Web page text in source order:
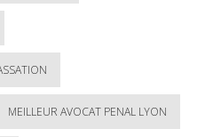
MEILLEUR AVOCAT PENAL LYON